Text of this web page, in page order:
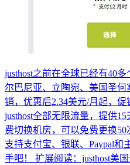
justhost之前在全球已经有40
尔巴尼亚、立陶宛、美国圣
销，优惠后2.34美元/月起，促
justhost全部无限流量，提供
费切换机房，可以免费更换50
支持支付宝、银联、Paypal
手吧！ 扩展阅读：justhost美